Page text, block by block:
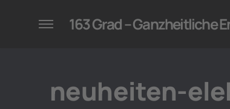
für Unternehmen
163 Grad – Ganzheitliche
neuheiten-